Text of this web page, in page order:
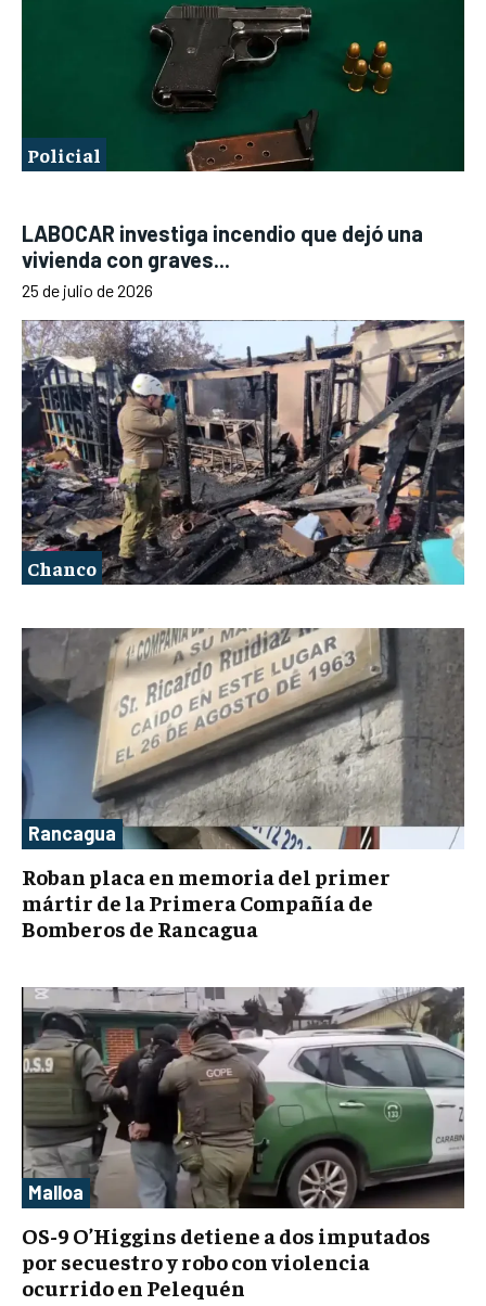
Policial
LABOCAR investiga incendio que dejó una
vivienda con graves...
25 de julio de 2026
Chanco
Rancagua
Roban placa en memoria del primer
mártir de la Primera Compañía de
Bomberos de Rancagua
Malloa
OS-9 O’Higgins detiene a dos imputados
por secuestro y robo con violencia
ocurrido en Pelequén